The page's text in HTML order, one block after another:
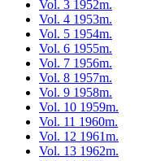
Vol. 3 1952m.
Vol. 4 1953m.
Vol. 5 1954m.
Vol. 6 1955m.
Vol. 7 1956m.
Vol. 8 1957m.
Vol. 9 1958m.
Vol. 10 1959m.
Vol. 11 1960m.
Vol. 12 1961m.
Vol. 13 1962m.